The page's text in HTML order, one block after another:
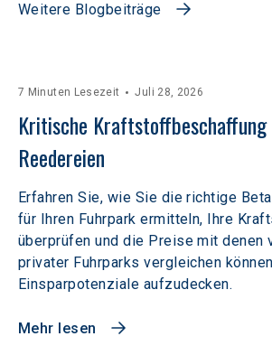
Weitere Blogbeiträge
7 Minuten Lesezeit Juli 28, 2026
Kritische
Reedereien
Erfahren Sie, wie Sie die richtige
für Ihren Fuhrpark ermitteln, Ihre
überprüfen und die Preise mit denen
privater Fuhrparks vergleichen
Einsparpotenziale aufzudecken.
Mehr lesen